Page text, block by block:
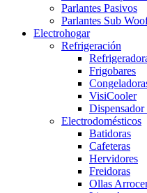
Parlantes Pasivos
Parlantes Sub
Electrohogar
Refrigeración
Frigobares
VisiCooler
Dispensador
Electrodomésticos
Batidoras
Cafeteras
Hervidores
Freidoras
Ollas